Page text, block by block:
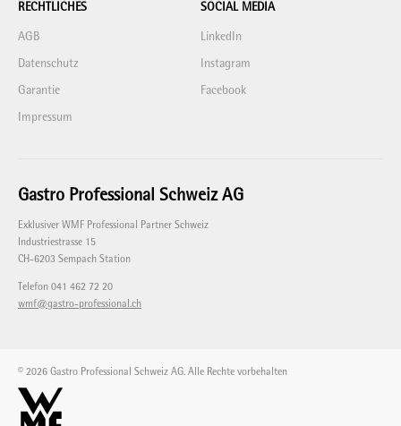
RECHTLICHES
AGB
Datenschutz
Garantie
Impressum
SOCIAL MEDIA
LinkedIn
Instagram
Facebook
Gastro Professional Schweiz AG
Exklusiver WMF Professional Partner Schweiz
Industriestrasse 15
CH-6203 Sempach Station
Telefon 041 462 72 20
wmf@gastro-professional.ch
© 2026 Gastro Professional Schweiz AG. Alle Rechte vorbehalten